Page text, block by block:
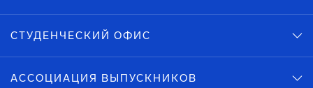
СТУДЕНЧЕСКИЙ ОФИС
АССОЦИАЦИЯ ВЫПУСКНИКОВ